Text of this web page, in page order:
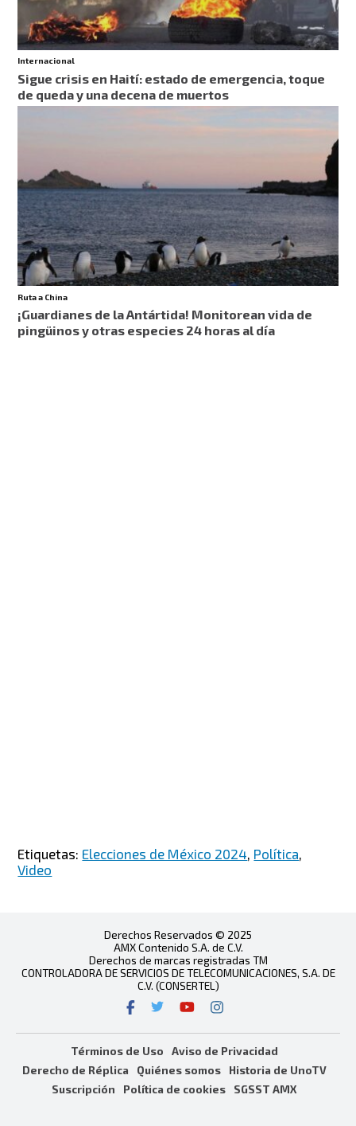
Internacional
Sigue crisis en Haití: estado de emergencia, toque
de queda y una decena de muertos
Ruta a China
¡Guardianes de la Antártida! Monitorean vida de
pingüinos y otras especies 24 horas al día
Etiquetas: Elecciones de México 2024 Política
Video
Derechos Reservados © 2025
AMX Contenido S.A. de C.V.
Derechos de marcas registradas TM
CONTROLADORA DE SERVICIOS DE TELECOMUNICACIONES, S.A. DE
C.V. (CONSERTEL)
Términos de Uso
Aviso de Privacidad
Derecho de Réplica
Quiénes somos
Historia de UnoTV
Suscripción
Política de cookies SGSST AMX